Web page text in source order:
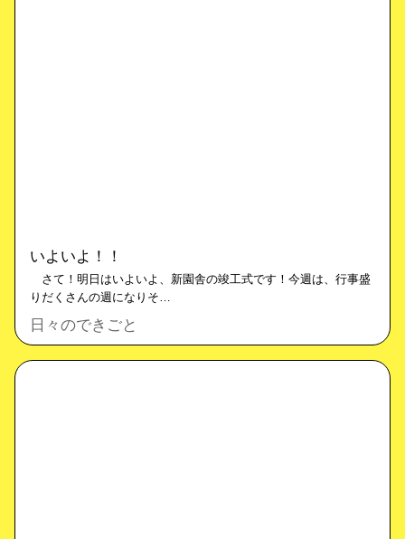
いよいよ！！
さて！明日はいよいよ、新園舎の竣工式です！今週は、行事盛
りだくさんの週になりそ…
日々のできごと